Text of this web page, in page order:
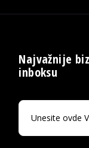
Najvažnije
inboksu